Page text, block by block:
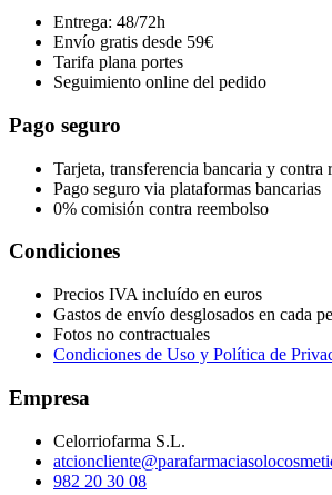
Entrega: 48/72h
Envío gratis desde 59€
Tarifa plana portes
Seguimiento online del pedido
Pago seguro
Tarjeta, transferencia bancaria y contra
Pago seguro via plataformas bancarias
0% comisión contra reembolso
Condiciones
Precios IVA incluído en euros
Gastos de envío desglosados en cada
Fotos no contractuales
Condiciones de Uso y Política de
Empresa
Celorriofarma S.L.
982 20 30 08